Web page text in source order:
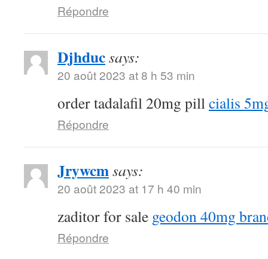
Répondre
Djhducsays:
20 août 2023 at 8 h 53 min
order tadalafil 20mg pillcialis
Répondre
Jrywcmsays:
20 août 2023 at 17 h 40 min
zaditor for sale geodon 40mg
Répondre